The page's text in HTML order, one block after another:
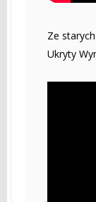
Ze
Ukryty